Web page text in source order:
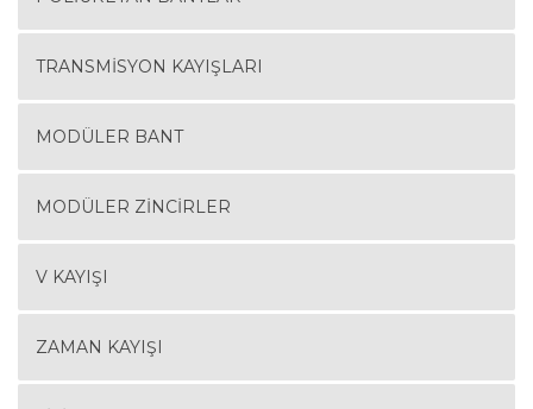
TRANSMISYON KAYIŞLARI
MODÜLER BANT
MODÜLER ZINCIRLER
V KAYIŞI
ZAMAN KAYIŞI